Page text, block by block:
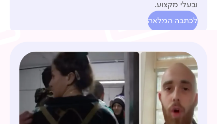
ובעלי מקצוע.
לכתבה המלאה